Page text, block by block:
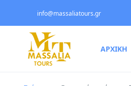
info@massaliatours.gr
ΑΡΧΙΚΗ